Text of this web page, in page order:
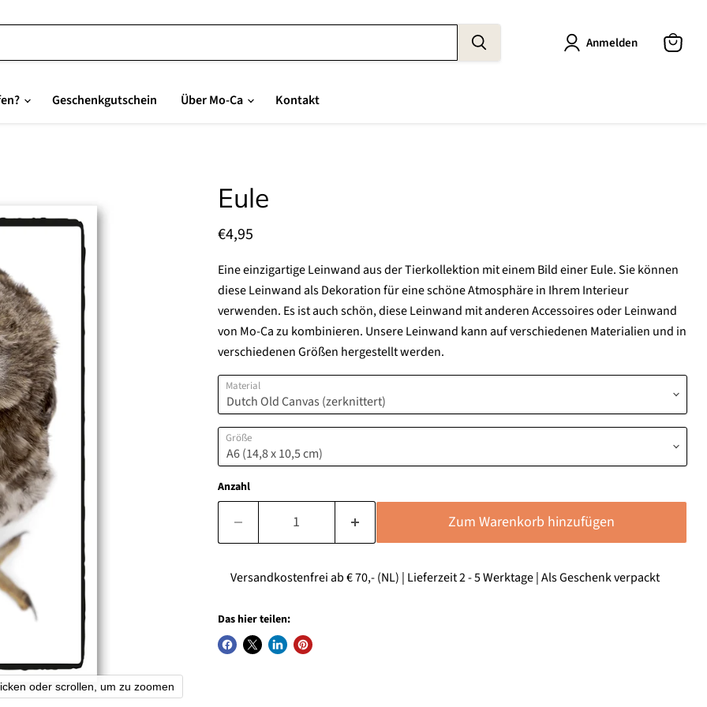
Anmelden
Geschenkgutschein Über Mo-Ca Kontakt
oder scrollen, um zu zoomen
Eule
Aktueller Preis
€4,95
Eine einzigartige Leinwand aus der Tierkollektion mit einem Bild einer Eule. Sie können
diese Leinwand als Dekoration für eine schöne Atmosphäre in Ihrem Interieur
verwenden. Es ist auch schön, diese Leinwand mit anderen Accessoires oder Leinwand
von Mo-Ca zu kombinieren. Unsere Leinwand kann auf verschiedenen Materialien und in
verschiedenen Größen hergestellt werden.
Material
Größe
Anzahl
Zum Warenkorb hinzufügen
Versandkostenfrei ab € 70,- (NL) | Lieferzeit 2 - 5 Werktage | Als Geschenk verpackt
Das hier teilen: